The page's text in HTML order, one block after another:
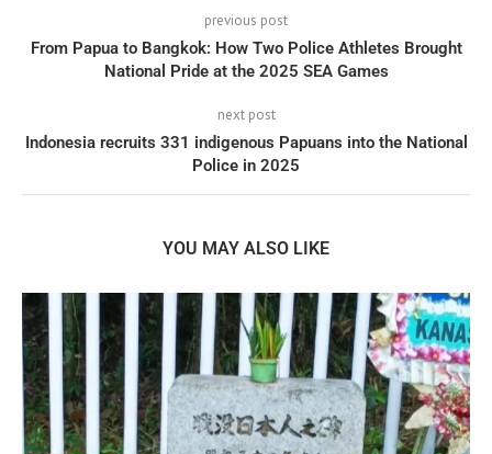
previous post
From Papua to Bangkok: How Two Police Athletes Brought
National Pride at the 2025 SEA Games
next post
Indonesia recruits 331 indigenous Papuans into the National
Police in 2025
YOU MAY ALSO LIKE